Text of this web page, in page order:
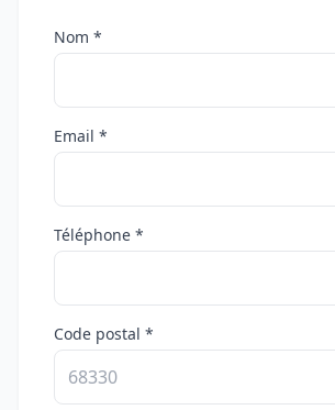
Nom *
Email *
Téléphone *
Code postal *